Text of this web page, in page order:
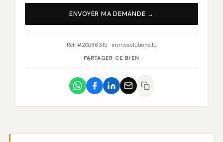
ENVOYER MA DEMANDE →
Réf. #20086315 · immosolutions.lu
PARTAGER CE BIEN